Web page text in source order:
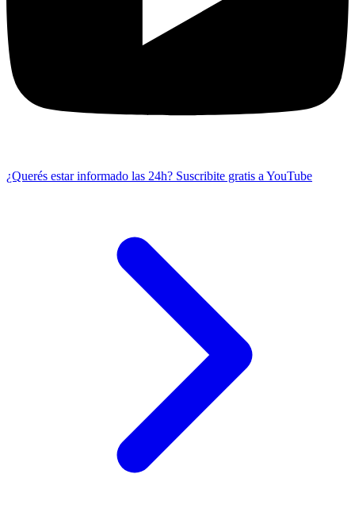
¿Querés estar informado las 24h? Suscribite gratis a YouTube